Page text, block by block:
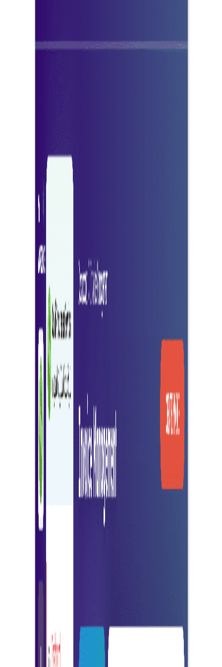
การออกใบแจ้งหนี้และการชำระเงินที่ง่ายดาย
เรียกเก็บเงินของคุณเป็นไปอย่างราบรื่น
การติดตามการชำระเงินแบบเรียลไทม์
ติดตามการชำระเงินแบบเรียลไทม์เพื่อสถานะที่ทันสมัยและการ
จัดการทางการเงินที่ดีขึ้น
รายงานที่ครอบคลุม
สร้างรายงานโดยละเอียดเพื่อวิเคราะห์แนวโน้มการออกใบแจ้ง
และผลการดำเนินงานทางการเงิน
กระบวนการชำระเงินที่มีประสิทธิภาพ
ทำให้การส่งใบแจ้งหนี้และการเก็บเงินง่ายขึ้นด้วยการติดตามและ
รายงานแบบเรียลไทม์ที่ผสานรวมอย่างสมบูรณ์
การสร้างใบแจ้งหนี้เชิงพาณิชย์ตามโครงการ